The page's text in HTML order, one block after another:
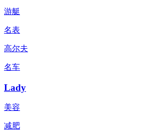
游艇
名表
高尔夫
名车
Lady
美容
减肥